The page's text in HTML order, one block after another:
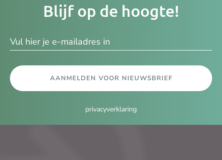
Blijf op de hoogte!
AANMELDEN VOOR NIEUWSBRIEF
privacyverklaring